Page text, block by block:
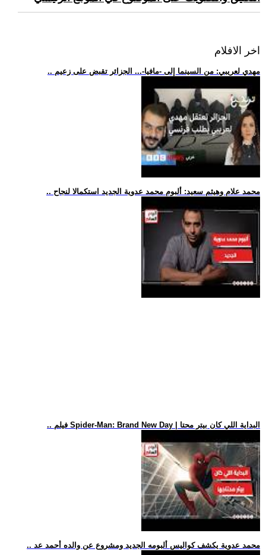
اخر الافلام
.. مهدي لعريبي: من السينما إلى -مافيا-... الجزائر تقبض على زعيم
.. محمد علام وهيثم سعيد: ألبوم محمد عدوية الجديد استكمالا لنجاح
.. فيلم Spider-Man: Brand New Day | البداية اللي كان بيتر محتا
.. محمد عدوية يكشف كواليس ألبومه الجديد ومشروع عن والده أحمد عد